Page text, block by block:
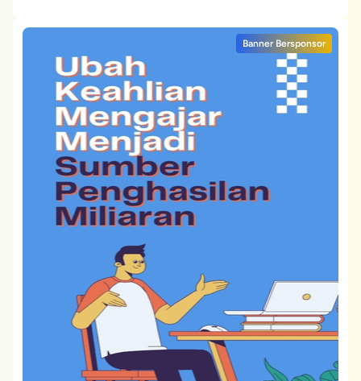
Banner Bersponsor